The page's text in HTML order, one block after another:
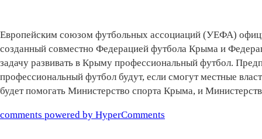
Европейским союзом футбольных ассоциаций (УЕФА)
созданный совместно Федерацией футбола Крыма и
задачу развивать в Крыму профессиональный футбол.
профессиональный футбол будут, если смогут местные
будет помогать Министерство спорта Крыма, и
comments powered by HyperComments